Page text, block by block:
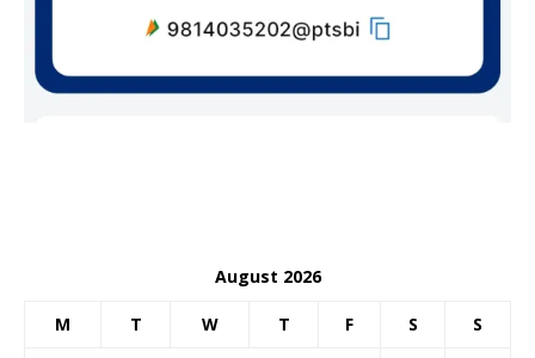
August 2026
M T W T F S S